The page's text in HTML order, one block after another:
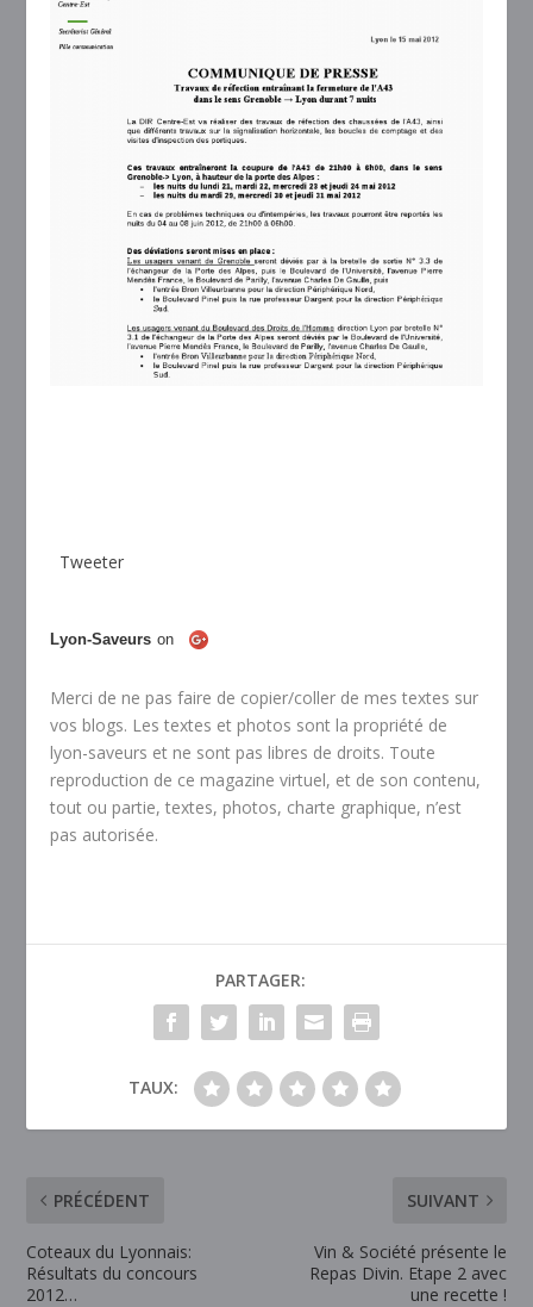
Tweeter
Lyon-Saveurs on
Merci de ne pas faire de copier/coller de mes textes sur
vos blogs. Les textes et photos sont la propriété de
lyon-saveurs et ne sont pas libres de droits. Toute
reproduction de ce magazine virtuel, et de son contenu,
tout ou partie, textes, photos, charte graphique, n’est
pas autorisée.
PARTAGER:
TAUX:
PRÉCÉDENT
Coteaux du Lyonnais:
Résultats du concours
2012…
SUIVANT
Vin & Société présente le
Repas Divin. Etape 2 avec
une recette !